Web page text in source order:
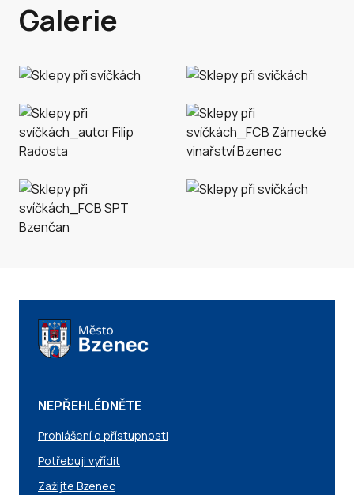
Galerie
NEPŘEHLÉDNĚTE
Prohlášení o přístupnosti
Potřebuji vyřídit
Zažijte Bzenec